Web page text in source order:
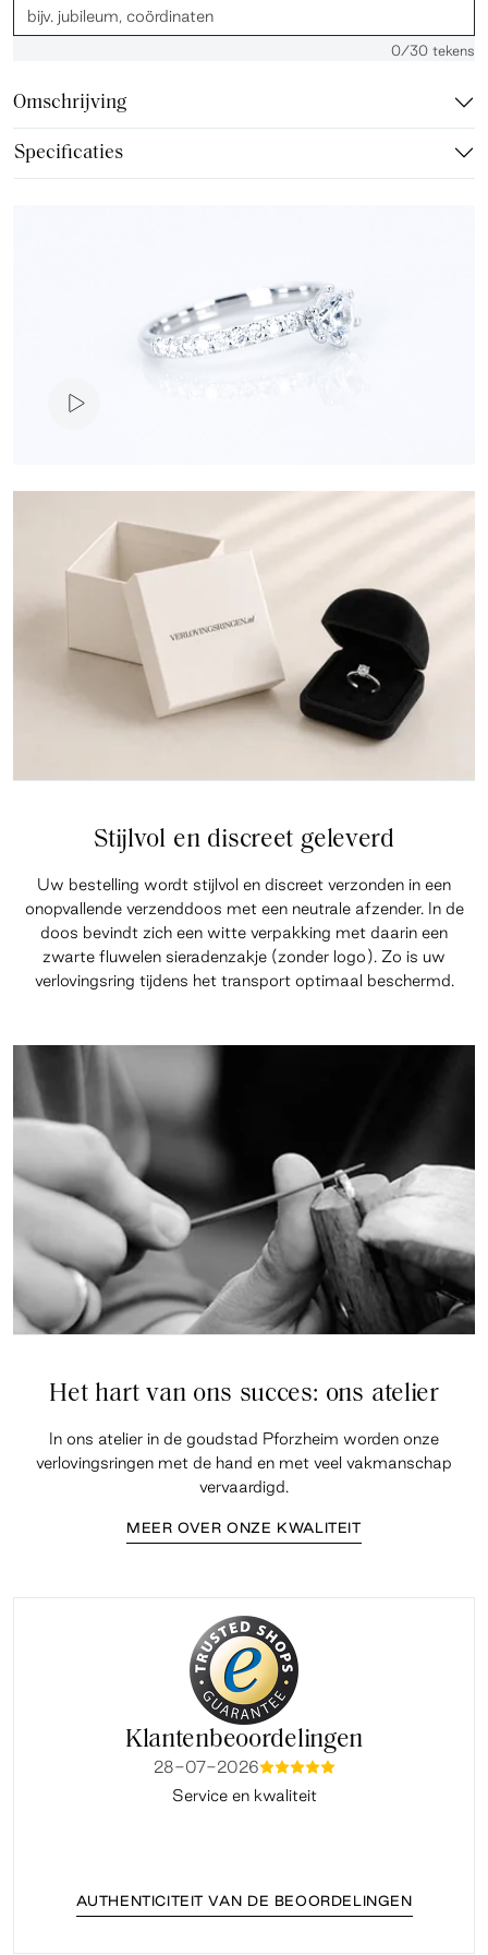
0/30 tekens
Omschrijving
Specificaties
Stijlvol en discreet geleverd
Uw bestelling wordt stijlvol en discreet verzonden in een
onopvallende verzenddoos met een neutrale afzender. In de
doos bevindt zich een witte verpakking met daarin een
zwarte fluwelen sieradenzakje (zonder logo). Zo is uw
verlovingsring tijdens het transport optimaal beschermd.
Het hart van ons succes: ons atelier
In ons atelier in de goudstad Pforzheim worden onze
verlovingsringen met de hand en met veel vakmanschap
vervaardigd.
MEER OVER ONZE KWALITEIT
Klantenbeoordelingen
28-07-2026mmmmm
Service en kwaliteit
AUTHENTICITEIT VAN DE BEOORDELINGEN